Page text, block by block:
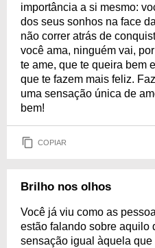
importância a si mesmo:
dos seus sonhos na face
não correr atrás de
você ama, ninguém vai,
te ame, que te queira bem
que te fazem mais feliz.
uma sensação única de
bem!
COPIAR
Brilho nos olhos
Você já viu como as
estão falando sobre aquilo
sensação igual àquela